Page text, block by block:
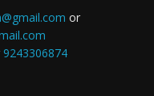
or
9243306874